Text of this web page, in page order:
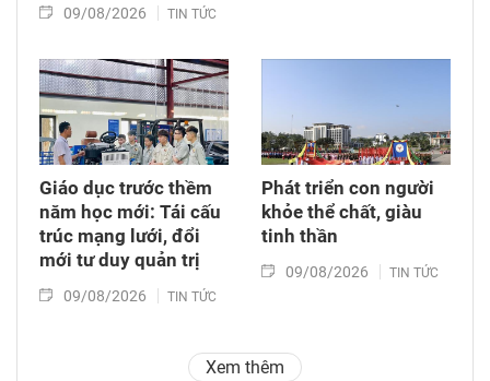
09/08/2026 TIN TỨC
Giáo dục trước thềm
năm học mới: Tái cấu
trúc mạng lưới, đổi
mới tư duy quản trị
09/08/2026 TIN TỨC
Phát triển con người
khỏe thể chất, giàu
tinh thần
09/08/2026 TIN TỨC
Xem thêm